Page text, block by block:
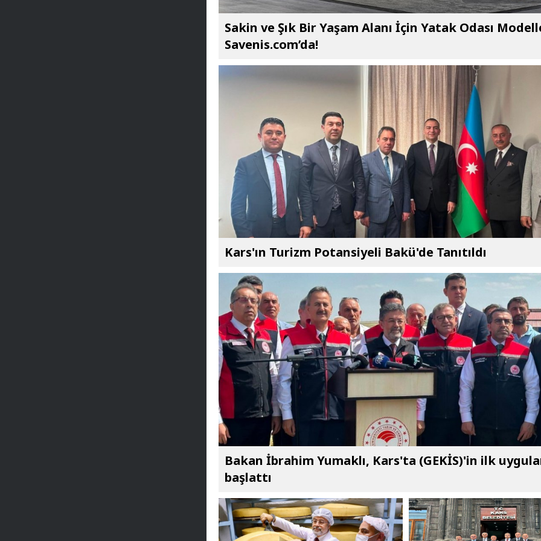
Sakin ve Şık Bir Yaşam Alanı İçin Yatak Odası
Savenis.com’da!
Kars'ın Turizm Potansiyeli Bakü'de Tanıtıldı
Bakan İbrahim Yumaklı, Kars'ta (GEKİS)'in ilk
başlattı